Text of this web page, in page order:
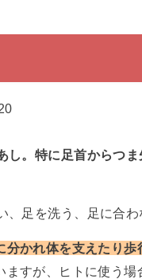
し。特に足首からつ
、足を洗う、足に合わ
分かれ体を支えたり歩
ますが、ヒトに使う場